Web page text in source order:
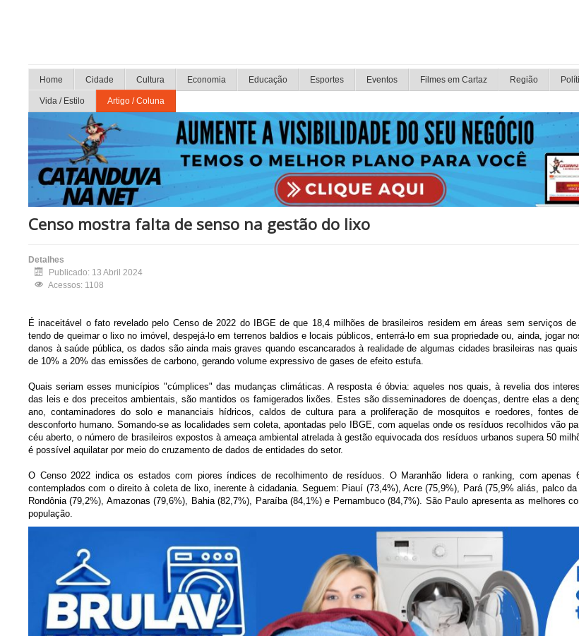
Home Cidade Cultura Economia Educação Esportes Eventos Filmes em Cartaz Região
Vida / Estilo Artigo / Coluna
Censo mostra falta de senso na gestão do lixo
Detalhes
Publicado: 13 Abril 2024
Acessos: 1108
É inaceitável o fato revelado pelo Censo de 2022 do IBGE de que 18,4 milhões de brasileiros residem em áreas sem serviços
tendo de queimar o lixo no imóvel, despejá-lo em terrenos baldios e locais públicos, enterrá-lo em sua propriedade ou, ainda, jogar
danos à saúde pública, os dados são ainda mais graves quando escancarados à realidade de algumas cidades brasileiras nas
de 10% a 20% das emissões de carbono, gerando volume expressivo de gases de efeito estufa.
Quais seriam esses municípios "cúmplices" das mudanças climáticas. A resposta é óbvia: aqueles nos quais, à revelia dos
das leis e dos preceitos ambientais, são mantidos os famigerados lixões. Estes são disseminadores de doenças, dentre elas a
ano, contaminadores do solo e mananciais hídricos, caldos de cultura para a proliferação de mosquitos e roedores, fontes
desconforto humano. Somando-se as localidades sem coleta, apontadas pelo IBGE, com aquelas onde os resíduos recolhidos vão
céu aberto, o número de brasileiros expostos à ameaça ambiental atrelada à gestão equivocada dos resíduos urbanos supera 50
é possível aquilatar por meio do cruzamento de dados de entidades do setor.
O Censo 2022 indica os estados com piores índices de recolhimento de resíduos. O Maranhão lidera o ranking, com apenas
contemplados com o direito à coleta de lixo, inerente à cidadania. Seguem: Piauí (73,4%), Acre (75,9%), Pará (75,9% aliás, palco
Rondônia (79,2%), Amazonas (79,6%), Bahia (82,7%), Paraíba (84,1%) e Pernambuco (84,7%). São Paulo apresenta as melhores
população.